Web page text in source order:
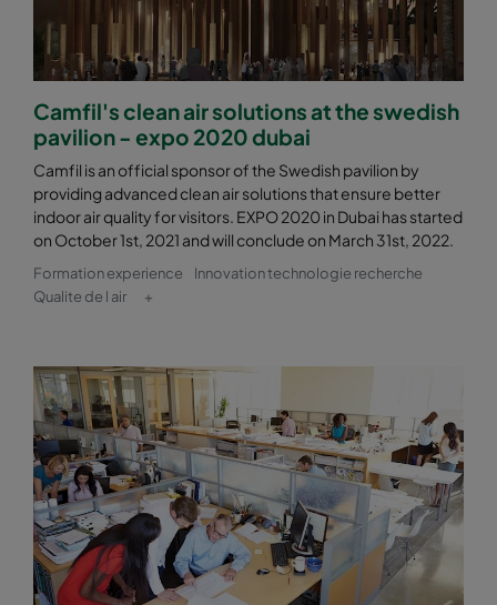
2550 287x592x370-6 ePM2,5 50% M6
2550 287x287x370-6 ePM2,5 50% M6
2550 592x892x370-12 ePM2,5 50% M6
2550 490x892x370-10 ePM2,5 50% M6
2550 287x892x370-6 ePM2,5 50%
2550 592x490x520-10 ePM2,5 50%
2550 490x592x520-8 ePM2,5 50% M6
2550 592x287x520-10 ePM2,5 50% M6
2550 287x592x520-5 ePM2,5 50%
Camfil's clean air solutions at the swedish
pavilion - expo 2020 dubai
Camfil is an official sponsor of the Swedish pavilion by
providing advanced clean air solutions that ensure better
indoor air quality for visitors. EXPO 2020 in Dubai has started
on October 1st, 2021 and will conclude on March 31st, 2022.
Formation experience
Innovation technologie recherche
Qualite de l air
+